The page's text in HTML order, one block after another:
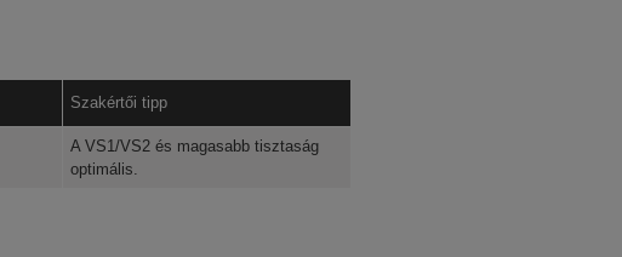
Szakértői tipp
A VS1/VS2 és magasabb tisztaság
optimális.